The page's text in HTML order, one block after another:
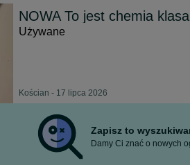
NOWA To jest chemia
Używane
Kościan - 17 lipca 2026
Zapisz to
Damy Ci znać o nowych